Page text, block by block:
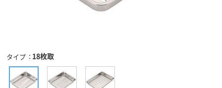
タイプ 18枚取